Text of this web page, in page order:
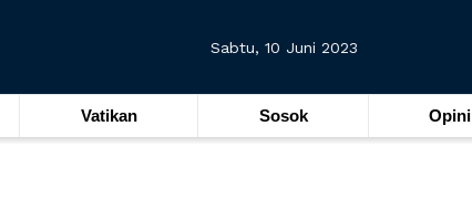
Sabtu, 10 Juni 2023
Vatikan Sosok Opini